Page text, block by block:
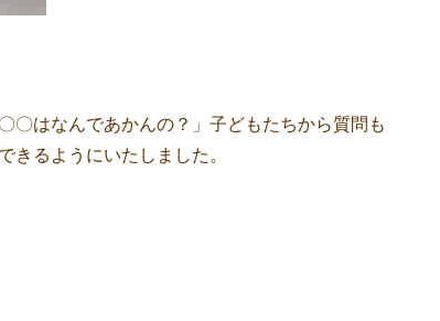
〇はなんであかんの？」子どもたちから質問も
きるようにいたしました。